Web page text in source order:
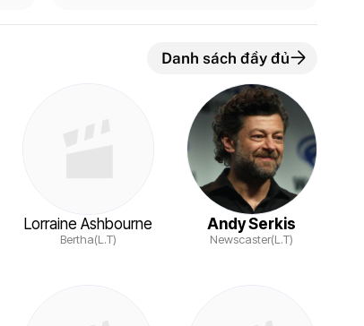
Danh sách đầy đủ
Lorraine Ashbourne
Bertha(L.T)
Andy Serkis
Newscaster(L.T)